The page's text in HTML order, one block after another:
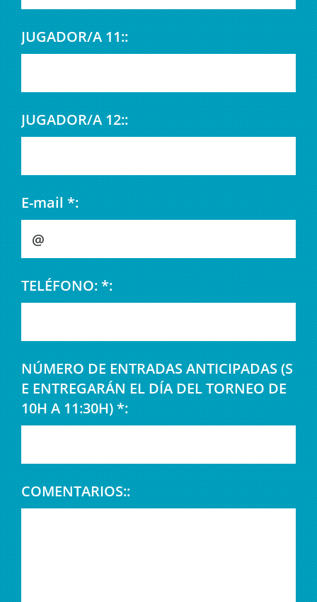
JUGADOR/A 11::
JUGADOR/A 12::
E-mail *:
TELÉFONO: *:
NÚMERO DE ENTRADAS ANTICIPADAS (S
E ENTREGARÁN EL DÍA DEL TORNEO DE
10H A 11:30H) *:
COMENTARIOS::